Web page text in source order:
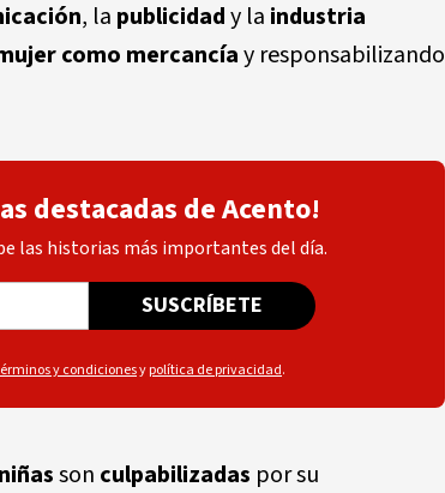
, la publicidady la industria
como mercancíay responsabilizando
destacadas de Acento!
las historias más importantes del día.
SUSCRÍBETE
y condicionesypolítica de privacidad.
niñasson culpabilizadas por su